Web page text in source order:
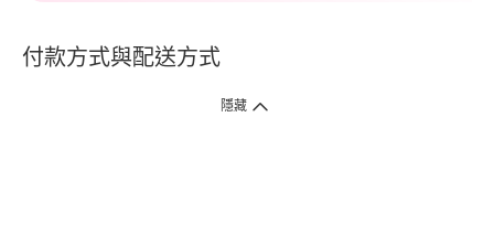
付款方式與配送方式
隱藏